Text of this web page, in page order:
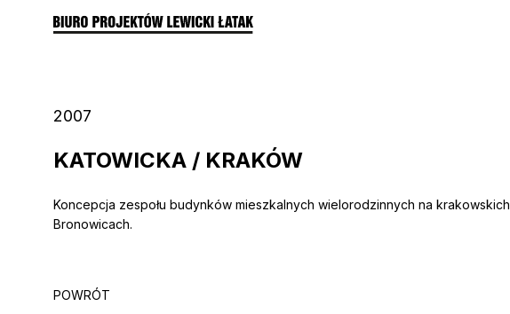
2007
KATOWICKA / KRAKÓW
Koncepcja zespołu budynków mieszkalnych wielorodzinnych na krakowskich
Bronowicach.
POWRÓT